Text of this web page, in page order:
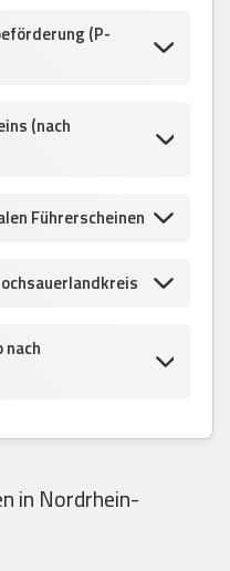
(P-
(nach
Führerscheinen
nach
in Nordrhein-